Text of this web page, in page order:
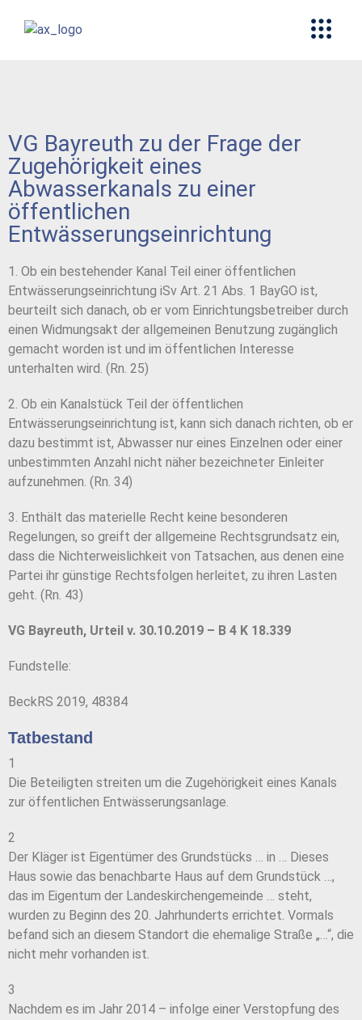
VG Bayreuth zu der Frage der
Zugehörigkeit eines
Abwasserkanals zu einer
öffentlichen
Entwässerungseinrichtung
1. Ob ein bestehender Kanal Teil einer öffentlichen
Entwässerungseinrichtung iSv Art. 21 Abs. 1 BayGO ist,
beurteilt sich danach, ob er vom Einrichtungsbetreiber durch
einen Widmungsakt der allgemeinen Benutzung zugänglich
gemacht worden ist und im öffentlichen Interesse
unterhalten wird. (Rn. 25)
2. Ob ein Kanalstück Teil der öffentlichen
Entwässerungseinrichtung ist, kann sich danach richten, ob er
dazu bestimmt ist, Abwasser nur eines Einzelnen oder einer
unbestimmten Anzahl nicht näher bezeichneter Einleiter
aufzunehmen. (Rn. 34)
3. Enthält das materielle Recht keine besonderen
Regelungen, so greift der allgemeine Rechtsgrundsatz ein,
dass die Nichterweislichkeit von Tatsachen, aus denen eine
Partei ihr günstige Rechtsfolgen herleitet, zu ihren Lasten
geht. (Rn. 43)
VG Bayreuth, Urteil v. 30.10.2019 – B 4 K 18.339
Fundstelle:
BeckRS 2019, 48384
Tatbestand
1
Die Beteiligten streiten um die Zugehörigkeit eines Kanals
zur öffentlichen Entwässerungsanlage.
2
Der Kläger ist Eigentümer des Grundstücks … in … Dieses
Haus sowie das benachbarte Haus auf dem Grundstück …,
das im Eigentum der Landeskirchengemeinde … steht,
wurden zu Beginn des 20. Jahrhunderts errichtet. Vormals
befand sich an diesem Standort die ehemalige Straße „…“, die
nicht mehr vorhanden ist.
3
Nachdem es im Jahr 2014 – infolge einer Verstopfung des